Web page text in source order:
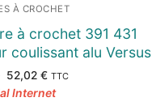
À CROCHET
à crochet 391 431
coulissant alu Versus
52,02 €Plage
prix :
TTC